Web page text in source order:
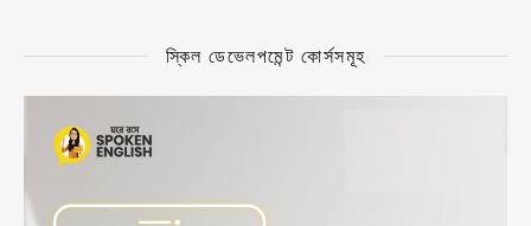
স্কিল ডেভেলপমেন্ট কোর্সসমূহ